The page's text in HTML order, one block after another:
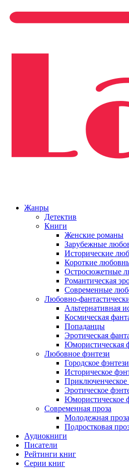
Жанры
Детектив
Книги
Женские романы
Зарубежные
Исторические
Короткие
Остросюжетные
Романтическая
Современные
Любовно-
Альтернативная
Космическая
Попаданцы
Эротическая
Юмористическая
Любовное фэнтези
Городское фэнтези
Историческое
Приключенческое
Эротическое
Юмористическое
Современная проза
Молодежная проза
Подростковая
Аудиокниги
Писатели
Рейтинги книг
Серии книг